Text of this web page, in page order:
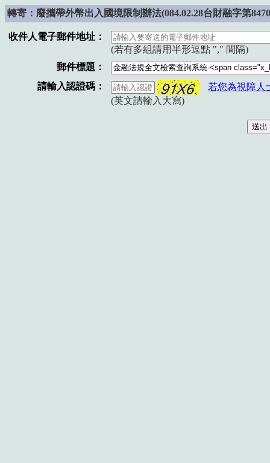
轉寄： 廢攜帶外幣出入國境限制辦法(084.02.28台財融字第
收件人電子郵件地址：
(若有多組請用半形逗點 "," 間隔)
郵件標題：
請輸入認證碼：
若您為視障人
(英文請輸入大寫)